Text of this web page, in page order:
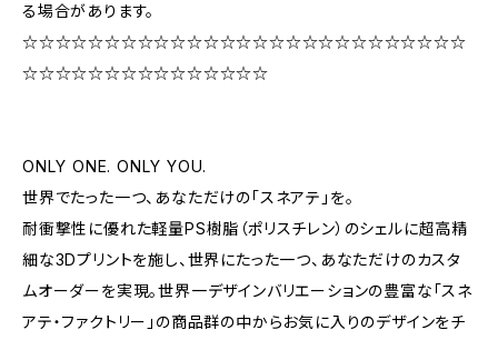
る場合があります。
☆☆☆☆☆☆☆☆☆☆☆☆☆☆☆☆☆☆☆☆☆☆☆☆☆☆☆
☆☆☆☆☆☆☆☆☆☆☆☆☆☆☆
ONLY ONE. ONLY YOU.
世界でたった一つ、あなただけの「スネアテ」を。
耐衝撃性に優れた軽量PS樹脂（ポリスチレン）のシェルに超高精
細な3Dプリントを施し、世界にたった一つ、あなただけのカスタ
ムオーダーを実現。世界一デザインバリエーションの豊富な「スネ
アテ・ファクトリー」の商品群の中からお気に入りのデザインをチ